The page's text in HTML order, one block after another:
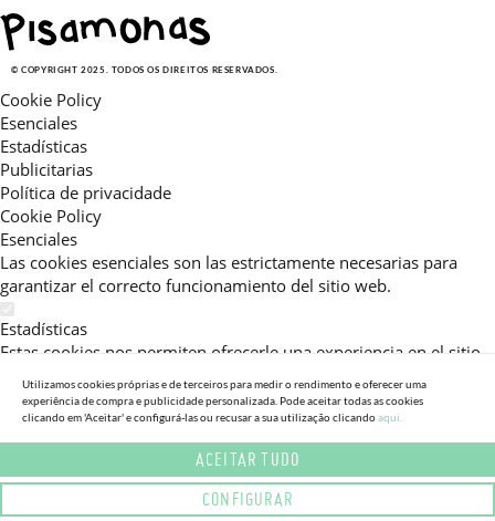
© COPYRIGHT 2025. TODOS OS DIREITOS RESERVADOS.
Cookie Policy
Esenciales
Estadísticas
Publicitarias
Política de privacidade
Cookie Policy
Esenciales
Las cookies esenciales son las estrictamente necesarias para
garantizar el correcto funcionamiento del sitio web.
Estadísticas
Estas cookies nos permiten ofrecerle una experiencia en el sitio
adaptada a su navegación (recomendaciones de producto
personalizadas, énfasis en categorías frecuentemente
consultadas, etc).Al activar esta cookie, nos ayuda a mejorar aún
más su experiencia.
Publicitarias
Estas cookies permiten a nuestros socios publicitarios enviarle
Utilizamos cookies próprias e de terceiros para medir o rendimento e oferecer uma
experiência de compra e publicidade personalizada. Pode aceitar todas as cookies
clicando em 'Aceitar' e configurá-las ou recusar a sua utilização clicandoaqui.
ACEITAR TUDO
CONFIGURAR